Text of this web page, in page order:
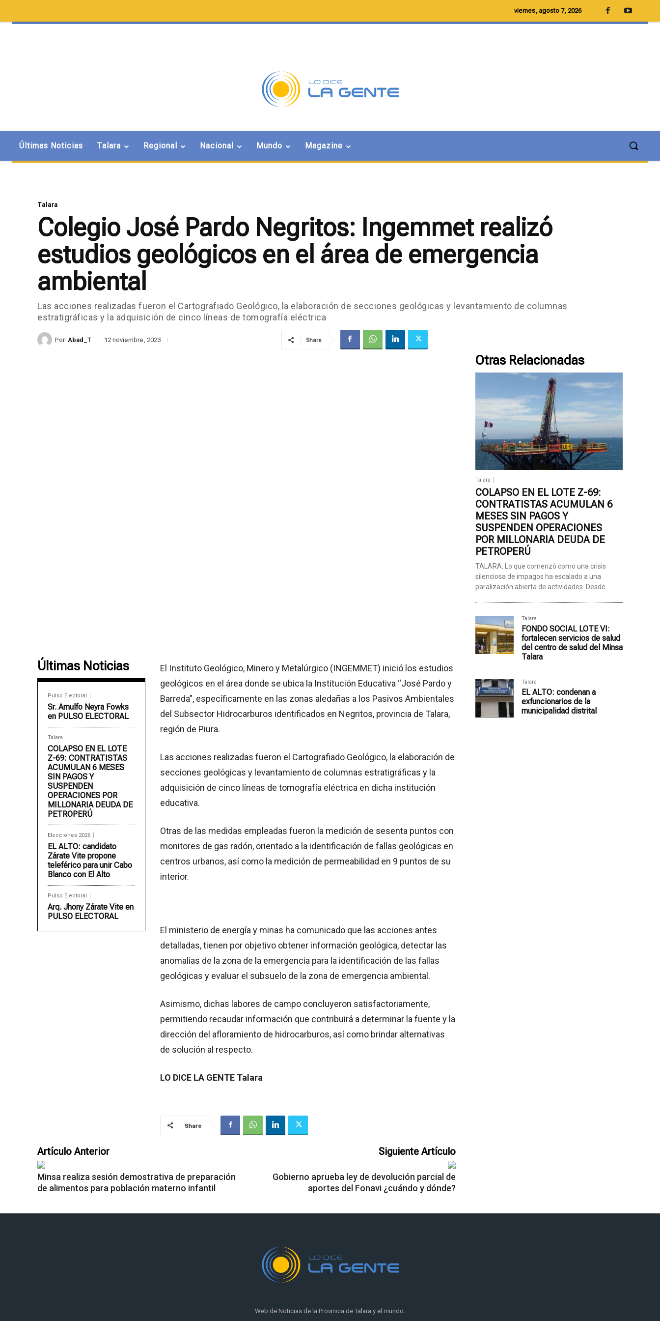
viernes, agosto 7, 2026
Últimas Noticias Talara Regional Nacional Mundo Magazine
Talara
Colegio José Pardo Negritos: Ingemmet realizó
estudios geológicos en el área de emergencia
ambiental
Las acciones realizadas fueron el Cartografiado Geológico, la elaboración de secciones geológicas y levantamiento de columnas
estratigráficas y la adquisición de cinco líneas de tomografía eléctrica
Por Abad_T 12 noviembre, 2023 Share
Últimas Noticias
Pulso Electoral
Sr. Arnulfo Neyra Fowks
en PULSO ELECTORAL
Talara
COLAPSO EN EL LOTE
Z-69: CONTRATISTAS
ACUMULAN 6 MESES
SIN PAGOS Y
SUSPENDEN
OPERACIONES POR
MILLONARIA DEUDA DE
PETROPERÚ
Elecciones 2026
EL ALTO: candidato
Zárate Vite propone
teleférico para unir Cabo
Blanco con El Alto
Pulso Electoral
Arq. Jhony Zárate Vite en
PULSO ELECTORAL
El Instituto Geológico, Minero y Metalúrgico (INGEMMET) inició los estudios
geológicos en el área donde se ubica la Institución Educativa “José Pardo y
Barreda”, específicamente en las zonas aledañas a los Pasivos Ambientales
del Subsector Hidrocarburos identificados en Negritos, provincia de Talara,
región de Piura.
Las acciones realizadas fueron el Cartografiado Geológico, la elaboración de
secciones geológicas y levantamiento de columnas estratigráficas y la
adquisición de cinco líneas de tomografía eléctrica en dicha institución
educativa.
Otras de las medidas empleadas fueron la medición de sesenta puntos con
monitores de gas radón, orientado a la identificación de fallas geológicas en
centros urbanos, así como la medición de permeabilidad en 9 puntos de su
interior.
El ministerio de energía y minas ha comunicado que las acciones antes
detalladas, tienen por objetivo obtener información geológica, detectar las
anomalías de la zona de la emergencia para la identificación de las fallas
geológicas y evaluar el subsuelo de la zona de emergencia ambiental.
Asimismo, dichas labores de campo concluyeron satisfactoriamente,
permitiendo recaudar información que contribuirá a determinar la fuente y la
dirección del afloramiento de hidrocarburos, así como brindar alternativas
de solución al respecto.
LO DICE LA GENTE Talara
Share
Artículo Anterior
Minsa realiza sesión demostrativa de preparación
de alimentos para población materno infantil
Siguiente Artículo
Gobierno aprueba ley de devolución parcial de
aportes del Fonavi ¿cuándo y dónde?
Otras Relacionadas
Talara
COLAPSO EN EL LOTE Z-69:
CONTRATISTAS ACUMULAN 6
MESES SIN PAGOS Y
SUSPENDEN OPERACIONES
POR MILLONARIA DEUDA DE
PETROPERÚ
TALARA. Lo que comenzó como una crisis
silenciosa de impagos ha escalado a una
paralización abierta de actividades. Desde...
Talara
FONDO SOCIAL LOTE VI:
fortalecen servicios de salud
del centro de salud del Minsa
Talara
Talara
EL ALTO: condenan a
exfuncionarios de la
municipalidad distrital
Web de Noticias de la Provincia de Talara y el mundo.